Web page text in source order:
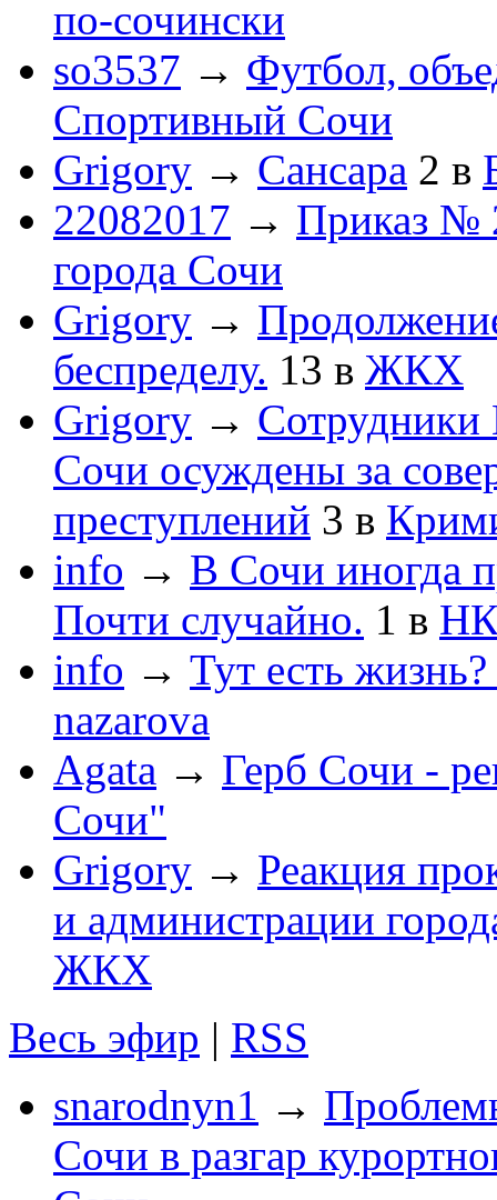
по-cочински
so3537 → Футбол,
Спортивный Сочи
Grigory → Сансара 2 в
22082017 → Приказ №
города Сочи
Grigory →
беспределу. 13 в ЖКХ
Grigory →
Сочи осуждены за
преступлений 3 в
info → В Сочи иногда
Почти случайно. 1 в
info → Тут есть
nazarova
Agata → Герб Сочи -
Сочи"
Grigory → Реакция
и администрации
ЖКХ
Весь эфир | RSS
snarodnyn1 →
Сочи в разгар